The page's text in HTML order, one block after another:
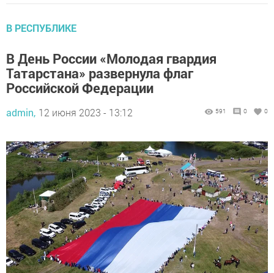
В РЕСПУБЛИКЕ
В День России «Молодая гвардия
Татарстана» развернула флаг
Российской Федерации
admin, 12 июня 2023 - 13:12 591 0 0